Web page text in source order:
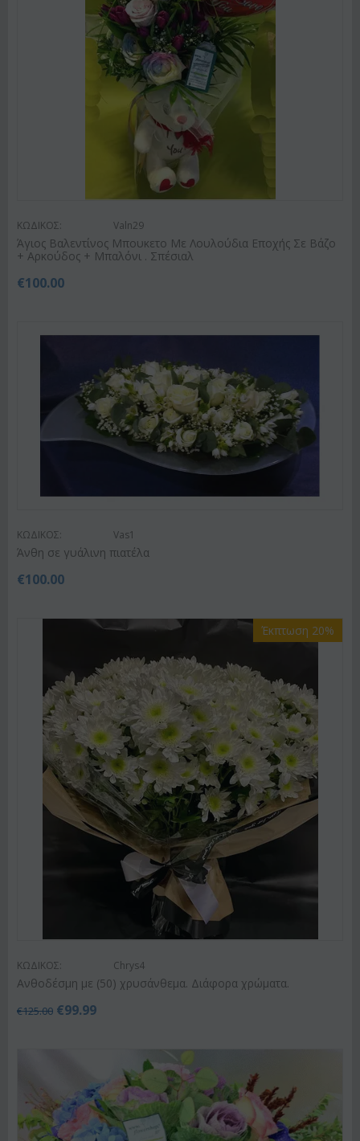
ΚΩΔΙΚΟΣ: Valn29
Άγιος Βαλεντίνος Μπουκετο Με Λουλούδια Εποχής Σε Βάζο
+ Αρκούδος + Μπαλόνι . Σπέσιαλ
€100.00
ΚΩΔΙΚΟΣ: Vas1
Άνθη σε γυάλινη πιατέλα
€100.00
Έκπτωση 20%
ΚΩΔΙΚΟΣ: Chrys4
Ανθοδέσμη με (50) χρυσάνθεμα. Διάφορα χρώματα.
€125.00 €99.99